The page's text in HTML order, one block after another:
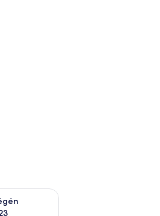
állás ellenőrzése: aug. 21